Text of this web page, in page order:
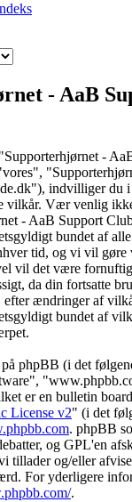
- AaB
-
indvilliger du
vilkår. Vær venlig
- AaB Support
bundet af
tid, og vi vil gøre
vil det være
da din fortsatte
ændringer af
bundet af
på phpBB (i det
er en bulletin
License v2" (i det
. phpBB
og GPL'en
tillader og/eller
For yderligere
.